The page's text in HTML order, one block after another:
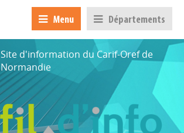
Menu Départements
Site d'information du Carif-Oref de
Normandie